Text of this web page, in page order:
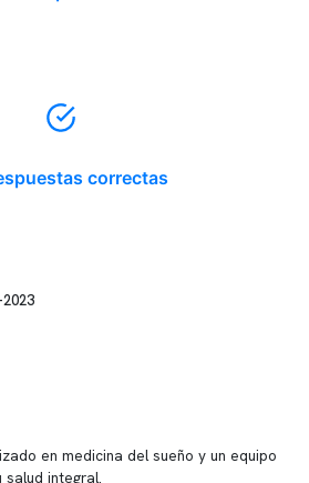
correctas
en medicina del sueño y un equipo
integral.